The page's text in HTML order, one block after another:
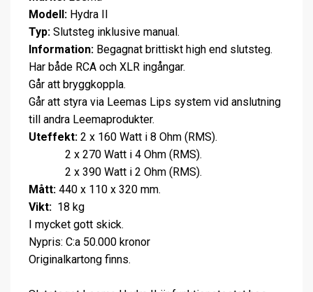
Modell: Hydra II
Typ: Slutsteg inklusive manual.
Information: Begagnat brittiskt high end slutsteg.
Har både RCA och XLR ingångar.
Går att bryggkoppla.
Går att styra via Leemas Lips system vid anslutning
till andra Leemaprodukter.
Uteffekt: 2 x 160 Watt i 8 Ohm (RMS).
2 x 270 Watt i 4 Ohm (RMS).
2 x 390 Watt i 2 Ohm (RMS).
Mått: 440 x 110 x 320 mm.
Vikt: 18 kg
I mycket gott skick.
Nypris: C:a 50.000 kronor
Originalkartong finns.